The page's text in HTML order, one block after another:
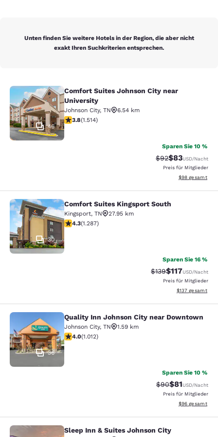
Unten finden Sie weitere Hotels in der Region, die aber nicht
exakt Ihren Suchkriterien entsprechen.
Comfort Suites Johnson City near
46
Comfort Suites Johnson City near
University
Johnson City, TN
6.54 km
3.83-Sterne-Bewertung. Gut. 1514 Bewertungen
3.8(1.514)
Sparen Sie 10 %
$92Vergünstigter
$83USD/Nacht
Preis für Mitglieder
Geschätzte
$98 gesamt
Comfort Suites Kingsport South
30
Comfort Suites Kingsport South
Kingsport, TN
27.95 km
4.26-Sterne-Bewertung. Hervorragend. 1287
4.3(1.287)
Sparen Sie 16 %
Durchgestrichener
$139Vergünstigter
$117USD/Nacht
Preis für Mitglieder
Geschätzte
$137 gesamt
Quality Inn Johnson City near
36
Quality Inn Johnson City near Downtown
Johnson City, TN
1.59 km
3.95-Sterne-Bewertung. Gut. 1012 Bewertungen
4.0(1.012)
Sparen Sie 10 %
$90Vergünstigter
$81USD/Nacht
Preis für Mitglieder
Geschätzte
$96 gesamt
Sleep Inn & Suites Johnson City
Sleep Inn & Suites Johnson City